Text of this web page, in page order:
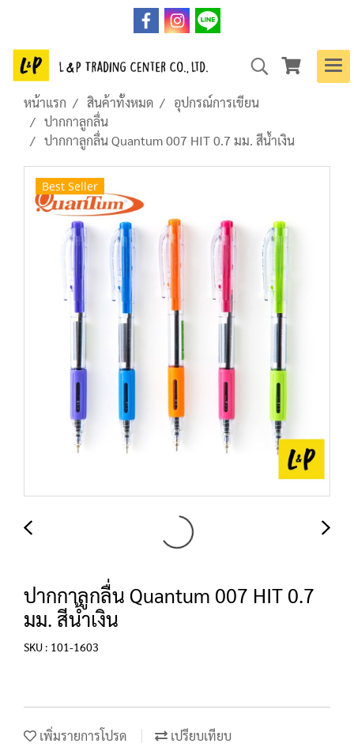
หน้าแรก สินค้าทั้งหมด
อุปกรณ์การเขียน
ปากกาลูกลื่น
ปากกาลูกลื่น Quantum 007 HIT 0.7 มม. สีน้ำเงิน
Best Seller
ปากกาลูกลื่น Quantum 007 HIT 0.7
มม. สีน้ำเงิน
SKU : 101-1603
เพิ่มรายการโปรด เปรียบเทียบ